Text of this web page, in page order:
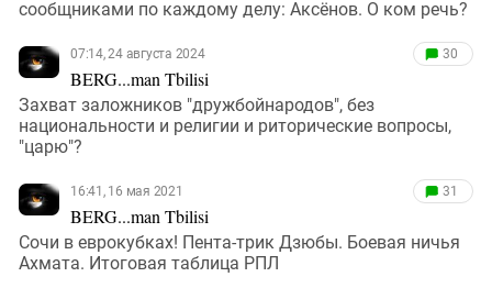
сообщниками по каждому делу: Аксёнов. О ком речь?
07:14, 24 августа 2024
BERG...man Tbilisi
30
Захват заложников "дружбойнародов", без
национальности и религии и риторические вопросы,
"царю"?
16:41, 16 мая 2021
BERG...man Tbilisi
31
Сочи в еврокубках! Пента-трик Дзюбы. Боевая ничья
Ахмата. Итоговая таблица РПЛ